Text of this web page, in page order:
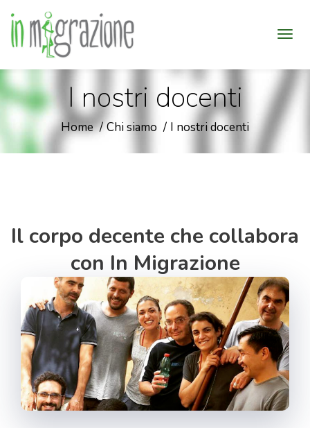
I nostri docenti
Home Chi siamo I nostri docenti
Il corpo decente che collabora
con In Migrazione